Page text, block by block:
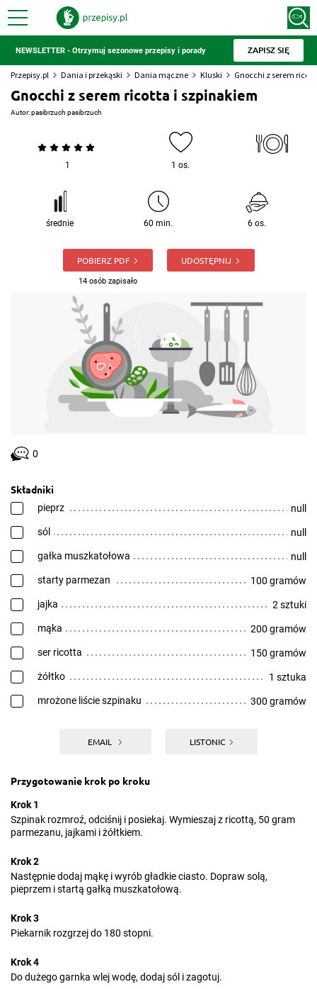
NEWSLETTER - Otrzymuj sezonowe przepisy i porady ZAPISZ SIĘ
Przepisy.pl Dania i przekąski Dania mączne Kluski Gnocchi z serem
Gnocchi z serem ricotta i szpinakiem
Autor:pasibrzuch pasibrzuch
1 1 os.
średnie 60 min. 6 os.
POBIERZ PDF
14 osób zapisało
UDOSTĘPNIJ
0
Składniki
pieprz null
sól null
gałka muszkatołowa null
starty parmezan 100 gramów
jajka 2 sztuki
mąka 200 gramów
ser ricotta 150 gramów
żółtko 1 sztuka
mrożone liście szpinaku 300 gramów
EMAIL LISTONIC
Przygotowanie krok po kroku
Krok 1
Szpinak rozmroź, odciśnij i posiekaj. Wymieszaj z ricottą, 50 gram
parmezanu, jajkami i żółtkiem.
Krok 2
Następnie dodaj mąkę i wyrób gładkie ciasto. Dopraw solą,
pieprzem i startą gałką muszkatołową.
Krok 3
Piekarnik rozgrzej do 180 stopni.
Krok 4
Do dużego garnka wlej wodę, dodaj sól i zagotuj.